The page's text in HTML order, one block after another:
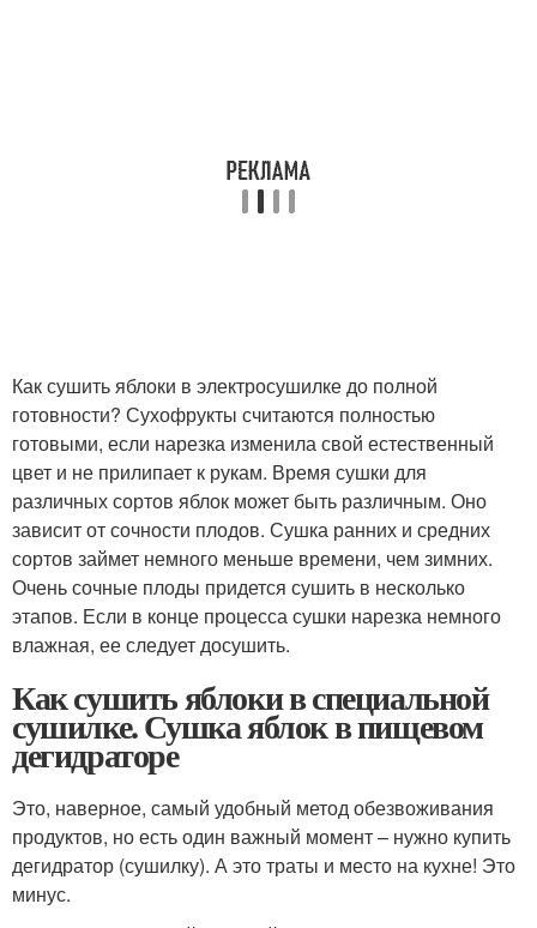
Как сушить яблоки в электросушилке до полной
готовности? Сухофрукты считаются полностью
готовыми, если нарезка изменила свой естественный
цвет и не прилипает к рукам. Время сушки для
различных сортов яблок может быть различным. Оно
зависит от сочности плодов. Сушка ранних и средних
сортов займет немного меньше времени, чем зимних.
Очень сочные плоды придется сушить в несколько
этапов. Если в конце процесса сушки нарезка немного
влажная, ее следует досушить.
Как сушить яблоки в специальной
сушилке. Сушка яблок в пищевом
дегидраторе
Это, наверное, самый удобный метод обезвоживания
продуктов, но есть один важный момент – нужно купить
дегидратор (сушилку). А это траты и место на кухне! Это
минус.